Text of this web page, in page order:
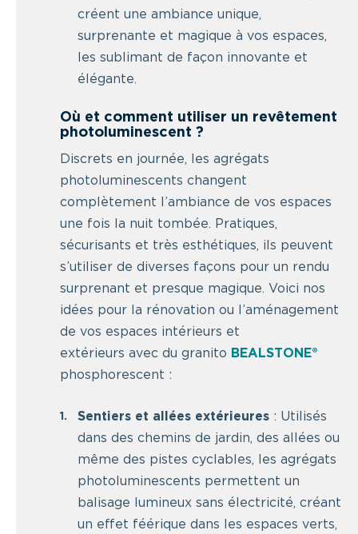
créent une ambiance unique,
surprenante et magique à vos espaces,
les sublimant de façon innovante et
élégante.
Où et comment utiliser un revêtement
photoluminescent ?
Discrets en journée, les agrégats
photoluminescents changent
complètement l’ambiance de vos espaces
une fois la nuit tombée. Pratiques,
sécurisants et très esthétiques, ils peuvent
s’utiliser de diverses façons pour un rendu
surprenant et presque magique. Voici nos
idées pour la rénovation ou l’aménagement
de vos espaces intérieurs et
extérieurs avec du granito BEALSTONE®
phosphorescent :
Sentiers et allées extérieures : Utilisés
dans des chemins de jardin, des allées ou
même des pistes cyclables, les agrégats
photoluminescents permettent un
balisage lumineux sans électricité, créant
un effet féérique dans les espaces verts,